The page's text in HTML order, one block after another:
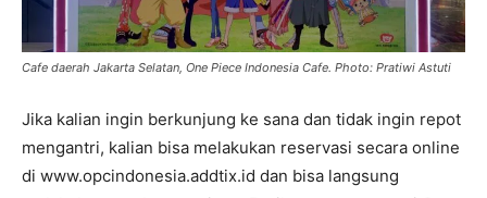
Cafe daerah Jakarta Selatan, One Piece Indonesia Cafe. Photo: Pratiwi Astuti
Jika kalian ingin berkunjung ke sana dan tidak ingin repot
mengantri, kalian bisa melakukan reservasi secara online
di www.opcindonesia.addtix.id dan bisa langsung